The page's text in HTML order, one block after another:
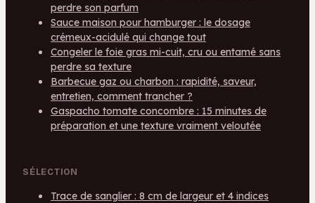
perdre son parfum
Sauce maison pour hamburger : le dosage
crémeux-acidulé qui change tout
Congeler le foie gras mi-cuit, cru ou entamé sans
perdre sa texture
Barbecue gaz ou charbon : rapidité, saveur,
entretien, comment trancher ?
Gaspacho tomate concombre : 15 minutes de
préparation et une texture vraiment veloutée
SÉLECTION
Trace de sanglier : 8 cm de largeur et 4 indices